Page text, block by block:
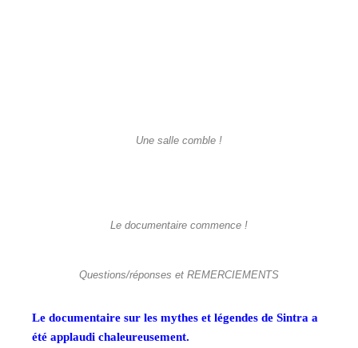
Une salle comble !
Le documentaire commence !
Questions/réponses et REMERCIEMENTS
Le documentaire sur les mythes et légendes de Sintra a
été applaudi chaleureusement.